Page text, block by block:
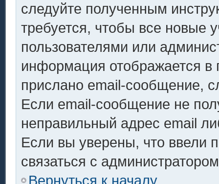
следуйте полученным
требуется, чтобы все новые
пользователями или
информация отображается
прислано email-сообщение,
Если email-сообщение не
неправильный адрес email
Если вы уверены, что ввели
связаться с
Вернуться к началу